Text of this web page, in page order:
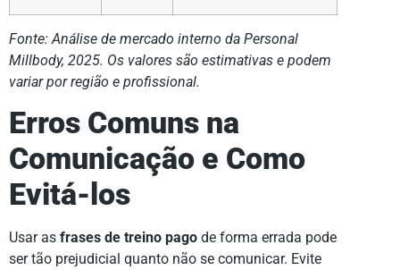
Fonte: Análise de mercado interno da Personal
Millbody, 2025. Os valores são estimativas e podem
variar por região e profissional.
Erros Comuns na
Comunicação e Como
Evitá-los
Usar as frases de treino pago de forma errada pode
ser tão prejudicial quanto não se comunicar. Evite